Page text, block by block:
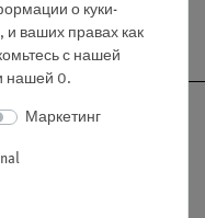
от 300,- €
о куки-
ваших правах как
с нашей
нашей 0.
Маркетинг